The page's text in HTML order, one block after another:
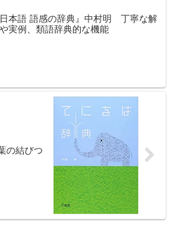
日本語 語感の辞典』中村明 丁寧な解
実例、類語辞典的な機能
の結びつ